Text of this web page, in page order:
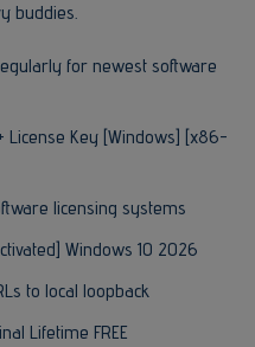
buddies.
for newest software
License Key [Windows] [x86-
licensing systems
Windows 10 2026
to local loopback
Lifetime FREE